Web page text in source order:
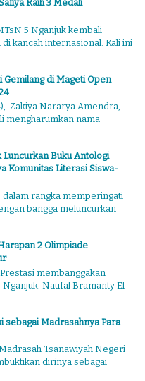
Raih 3 Medali
5 Nganjuk kembali
kancah internasional. Kali ini
di Mageti Open
Zakiya Nararya Amendra,
mengharumkan nama
Luncurkan Buku Antologi
Komunitas Literasi Siswa-
dalam rangka memperingati
bangga meluncurkan
2 Olimpiade
membanggakan
Naufal Bramanty El
sebagai Madrasahnya Para
Tsanawiyah Negeri
dirinya sebagai